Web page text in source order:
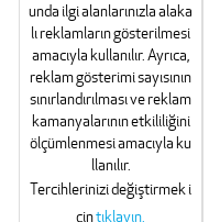
unda ilgi alanlarınızla alaka
lı reklamların gösterilmesi
amacıyla kullanılır. Ayrıca,
reklam gösterimi sayısının
sınırlandırılması ve reklam
kamanyalarının etkililiğini
ölçümlenmesi amacıyla ku
llanılır.
Tercihlerinizi değiştirmek i
çintıklayın.